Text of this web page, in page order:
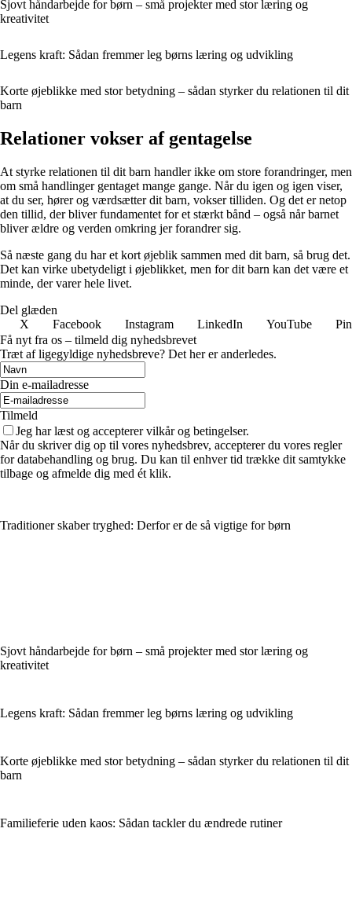
Sjovt håndarbejde for børn – små projekter med stor læring og
kreativitet
Legens kraft: Sådan fremmer leg børns læring og udvikling
Korte øjeblikke med stor betydning – sådan styrker du relationen til dit
barn
Relationer vokser af gentagelse
At styrke relationen til dit barn handler ikke om store forandringer, men
om små handlinger gentaget mange gange. Når du igen og igen viser,
at du ser, hører og værdsætter dit barn, vokser tilliden. Og det er netop
den tillid, der bliver fundamentet for et stærkt bånd – også når barnet
bliver ældre og verden omkring jer forandrer sig.
Så næste gang du har et kort øjeblik sammen med dit barn, så brug det.
Det kan virke ubetydeligt i øjeblikket, men for dit barn kan det være et
minde, der varer hele livet.
Del glæden
X
Facebook Instagram LinkedIn YouTube
Få nyt fra os – tilmeld dig nyhedsbrevet
Træt af ligegyldige nyhedsbreve? Det her er anderledes.
Din e-mailadresse
Tilmeld
Jeg har læst og accepterer vilkår og betingelser.
Når du skriver dig op til vores nyhedsbrev, accepterer du vores regler
for databehandling og brug. Du kan til enhver tid trække dit samtykke
tilbage og afmelde dig med ét klik.
Traditioner skaber tryghed: Derfor er de så vigtige for børn
Sjovt håndarbejde for børn – små projekter med stor læring og
kreativitet
Legens kraft: Sådan fremmer leg børns læring og udvikling
Korte øjeblikke med stor betydning – sådan styrker du relationen til dit
barn
Familieferie uden kaos: Sådan tackler du ændrede rutiner